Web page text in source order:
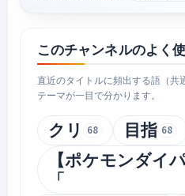
このチャンネルのよく
直近のタイトルに頻出する語（共
テーマが一目で分かります。
クリ 68 目指 68
【ポケモンダイ
「